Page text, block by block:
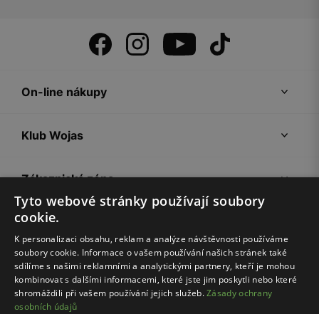
On-line nákupy
Klub Wojas
Zákaznická zóna
Společnost Wojas
Rady
Tyto webové stránky používají soubory
cookie.
K personalizaci obsahu, reklam a analýze návštěvnosti používáme
soubory cookie. Informace o vašem používání našich stránek také
sdílíme s našimi reklamními a analytickými partnery, kteří je mohou
kombinovat s dalšími informacemi, které jste jim poskytli nebo které
shromáždili při vašem používání jejich služeb.Zásady ochrany
osobních údajů